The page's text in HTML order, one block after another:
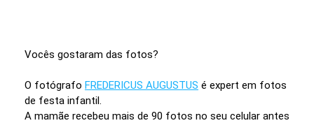
Vocês gostaram das fotos?
O fotógrafo FREDERICUS AUGUSTUS é expert em fotos
de festa infantil.
A mamãe recebeu mais de 90 fotos no seu celular antes